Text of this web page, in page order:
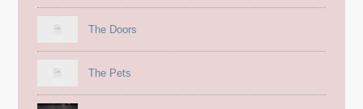
The Doors
The Pets